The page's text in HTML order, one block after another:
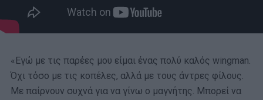
«Εγώ με τις παρέες μου είμαι ένας πολύ καλός wingman.
Όχι τόσο με τις κοπέλες, αλλά με τους άντρες φίλους.
Με παίρνουν συχνά για να γίνω ο μαγνήτης. Μπορεί να